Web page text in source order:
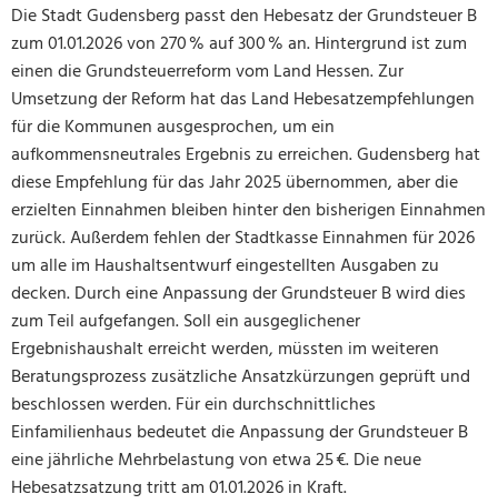
Die Stadt Gudensberg passt den Hebesatz der Grundsteuer B
zum 01.01.2026 von 270 % auf 300 % an. Hintergrund ist zum
einen die Grundsteuerreform vom Land Hessen. Zur
Umsetzung der Reform hat das Land Hebesatzempfehlungen
für die Kommunen ausgesprochen, um ein
aufkommensneutrales Ergebnis zu erreichen. Gudensberg hat
diese Empfehlung für das Jahr 2025 übernommen, aber die
erzielten Einnahmen bleiben hinter den bisherigen Einnahmen
zurück. Außerdem fehlen der Stadtkasse Einnahmen für 2026
um alle im Haushaltsentwurf eingestellten Ausgaben zu
decken. Durch eine Anpassung der Grundsteuer B wird dies
zum Teil aufgefangen. Soll ein ausgeglichener
Ergebnishaushalt erreicht werden, müssten im weiteren
Beratungsprozess zusätzliche Ansatzkürzungen geprüft und
beschlossen werden. Für ein durchschnittliches
Einfamilienhaus bedeutet die Anpassung der Grundsteuer B
eine jährliche Mehrbelastung von etwa 25 €. Die neue
Hebesatzsatzung tritt am 01.01.2026 in Kraft.